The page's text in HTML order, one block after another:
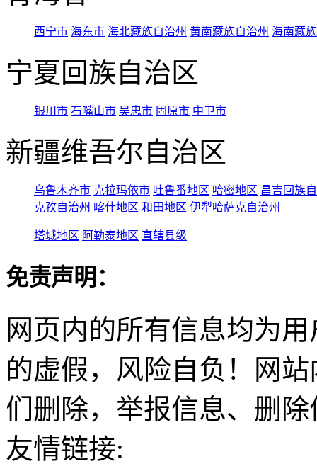
西宁市 海东市 海北藏族自治州 黄南藏族自治州 海南藏
宁夏回族自治区
银川市 石嘴山市 吴忠市 固原市 中卫市
新疆维吾尔自治区
乌鲁木齐市 克拉玛依市 吐鲁番地区 哈密地区 昌吉回族
克孜自治州 喀什地区 和田地区 伊犁哈萨克自治州
塔城地区 阿勒泰地区 直辖县级
免责声明：
网页内的所有信息均为
的虚假，风险自负！网
们删除，举报信息、删
友情链接: